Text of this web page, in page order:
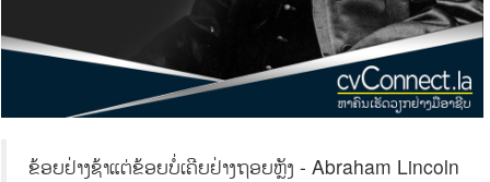
ຂ້ອຍຢ່າງຊ້າແຕ່ຂ້ອຍບໍ່ເຄີຍຢ່າງຖອຍຫຼັງ - Abraham Lincoln